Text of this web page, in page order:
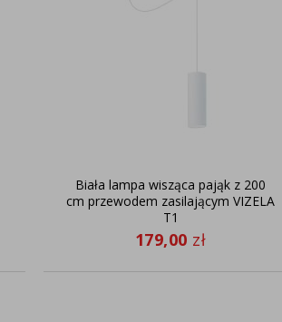
Biała lampa wisząca pająk z 200
cm przewodem zasilającym VIZELA
T1
179,00 zł